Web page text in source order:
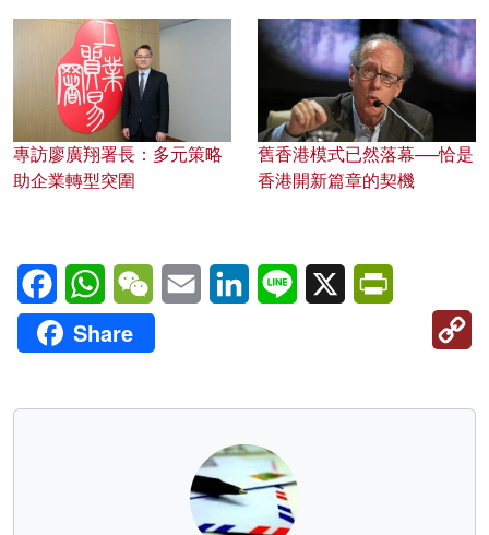
專訪廖廣翔署長：多元策略
助企業轉型突圍
舊香港模式已然落幕──恰是
香港開新篇章的契機
FacebookWhatsAppWeChatEmail LinkedInLine X
Share